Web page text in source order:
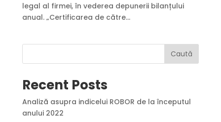
legal al firmei, în vederea depunerii bilanțului
anual. „Certificarea de către...
Caută
Recent Posts
Analiză asupra indicelui ROBOR de la începutul
anului 2022